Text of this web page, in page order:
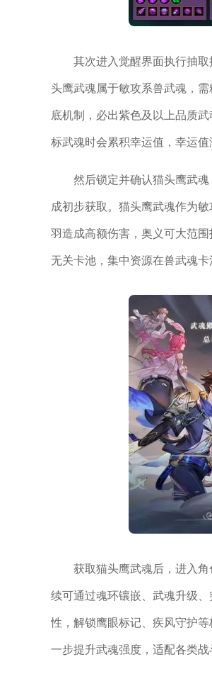
其次进入觉醒界面执行抽
头鹰武魂属于敏攻系兽武魂，
底机制，必出紫色及以上品质
标武魂时会累积幸运值，幸运
然后锁定并确认猫头鹰武
成初步获取。猫头鹰武魂作为
羽造成高额伤害，奥义可大范
无关卡池，集中资源在兽武魂卡
获取猫头鹰武魂后，进入
续可通过魂环镶嵌、武魂升级
性，解锁鹰眼标记、疾风守护
一步提升武魂强度，适配各类战